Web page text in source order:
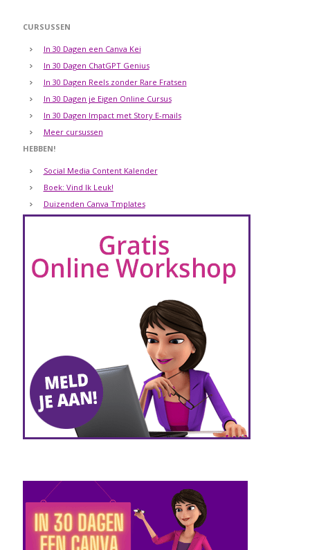
CURSUSSEN
In 30 Dagen een Canva Kei
In 30 Dagen ChatGPT Genius
In 30 Dagen Reels zonder Rare Fratsen
In 30 Dagen je Eigen Online Cursus
In 30 Dagen Impact met Story E-mails
Meer cursussen
HEBBEN!
Social Media Content Kalender
Boek: Vind Ik Leuk!
Duizenden Canva Tmplates